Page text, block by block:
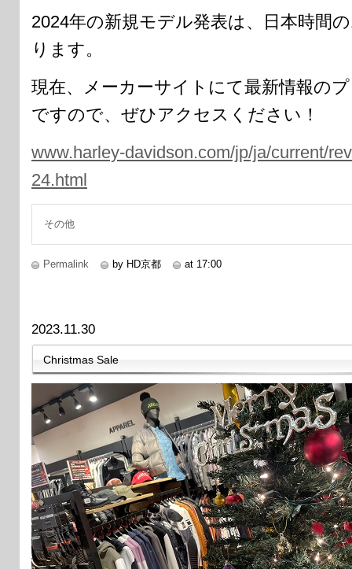
2024年の新規モデル発表は、日本時間
ります。
現在、メーカーサイトにて最新情報の
ですので、ぜひアクセスください！
www.harley-davidson.com/jp/ja/current/
24.html
その他
Permalink by HD京都 at 17:00
2023.11.30
Christmas Sale